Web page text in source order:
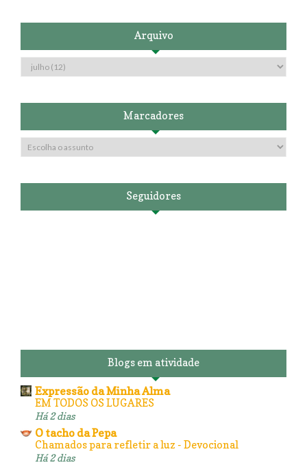
Arquivo
Marcadores
Seguidores
Blogs em atividade
Expressão da Minha Alma
EM TODOS OS LUGARES
Há 2 dias
O tacho da Pepa
Chamados para refletir a luz - Devocional
Há 2 dias